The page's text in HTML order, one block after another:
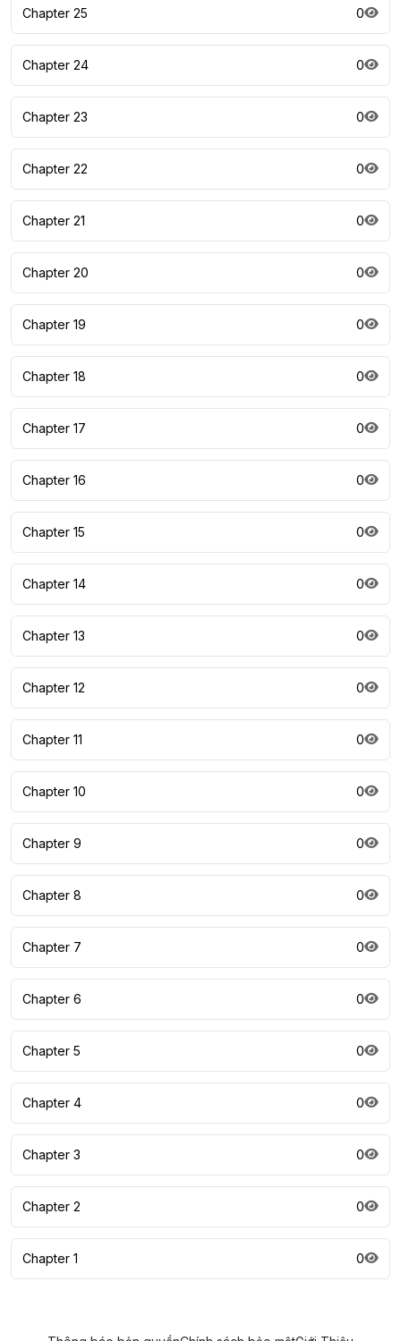
Chapter 25 0
Chapter 24 0
Chapter 23 0
Chapter 22 0
Chapter 21 0
Chapter 20 0
Chapter 19 0
Chapter 18 0
Chapter 17 0
Chapter 16 0
Chapter 15 0
Chapter 14 0
Chapter 13 0
Chapter 12 0
Chapter 11 0
Chapter 10 0
Chapter 9 0
Chapter 8 0
Chapter 7 0
Chapter 6 0
Chapter 5 0
Chapter 4 0
Chapter 3 0
Chapter 2 0
Chapter 1 0